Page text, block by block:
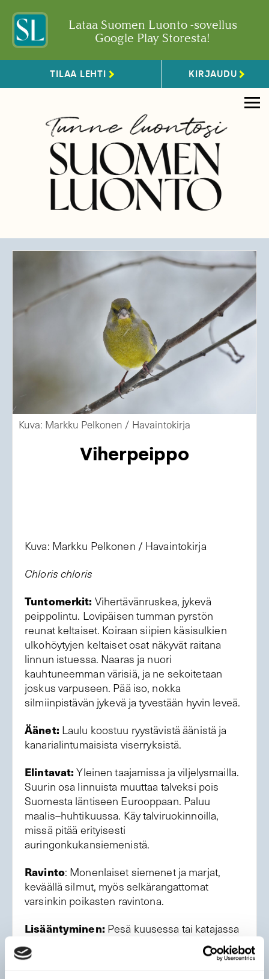
Lataa Suomen Luonto -sovellus
Google Play Storesta!
TILAA LEHTI KIRJAUDU
Kuva: Markku Pelkonen / Havaintokirja
Viherpeippo
Kuva: Markku Pelkonen / Havaintokirja
Chloris chloris
Tuntomerkit: Vihertävänruskea, jykevä
peippolintu. Lovipäisen tumman pyrstön
reunat keltaiset. Koiraan siipien käsisulkien
ulkohöytyjen keltaiset osat näkyvät raitana
linnun istuessa. Naaras ja nuori
kauhtuneemman värisiä, ja ne sekoitetaan
joskus varpuseen. Pää iso, nokka
silmiinpistävän jykevä ja tyvestään hyvin leveä.
Äänet: Laulu koostuu ryystävistä äänistä ja
kanarialintumaisista viserryksistä.
Elintavat: Yleinen taajamissa ja viljelysmailla.
Suurin osa linnuista muuttaa talveksi pois
Suomesta läntiseen Eurooppaan. Paluu
maalis–huhtikuussa. Käy talviruokinnoilla,
missä pitää erityisesti
auringonkukansiemenistä.
Ravinto: Monenlaiset siemenet ja marjat,
keväällä silmut, myös selkärangattomat
varsinkin poikasten ravintona.
Lisääntyminen: Pesä kuusessa tai katajassa
tai esimerkiksi pensasaidassa. Pesii usein
löyhinä ryhminä sopivan suojaisissa